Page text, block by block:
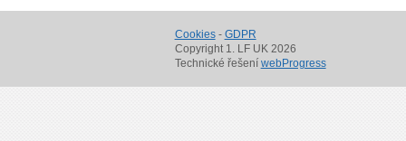
Cookies- GDPR
Copyright 1. LF UK 2026
Technické řešení webProgress